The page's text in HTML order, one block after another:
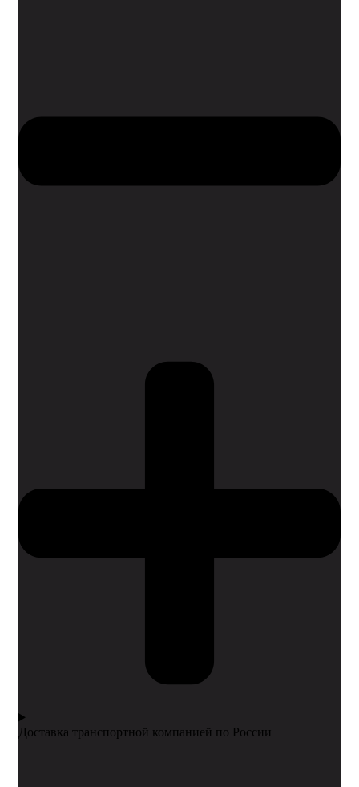
Доставка транспортной компанией по России